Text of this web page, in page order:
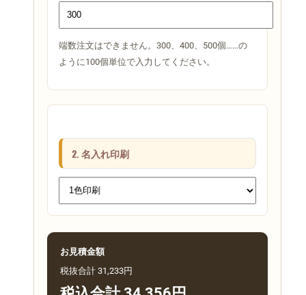
端数注文はできません。300、400、500個……の
ように100個単位で入力してください。
2. 名入れ印刷
お見積金額
税抜合計 31,233円